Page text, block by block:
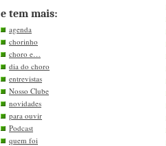
e tem mais:
agenda
chorinho
choro e…
dia do choro
entrevistas
Nosso Clube
novidades
para ouvir
Podcast
quem foi